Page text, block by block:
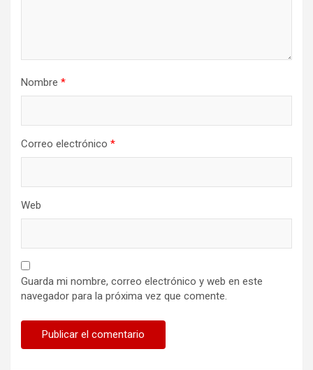
Nombre *
Correo electrónico *
Web
Guarda mi nombre, correo electrónico y web en este
navegador para la próxima vez que comente.